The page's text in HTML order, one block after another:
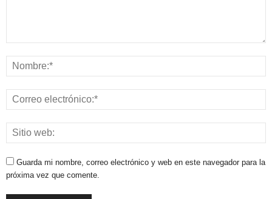
Guarda mi nombre, correo electrónico y web en este navegador para la
próxima vez que comente.